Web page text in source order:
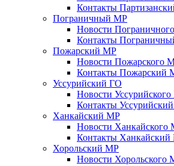
Контакты
Пограничный МР
Новости
Контакты
Пожарский МР
Новости Пожарского
Контакты Пожарский
Уссурийский ГО
Новости
Контакты
Ханкайский МР
Новости Ханкайского
Контакты
Хорольский МР
Новости Хорольского